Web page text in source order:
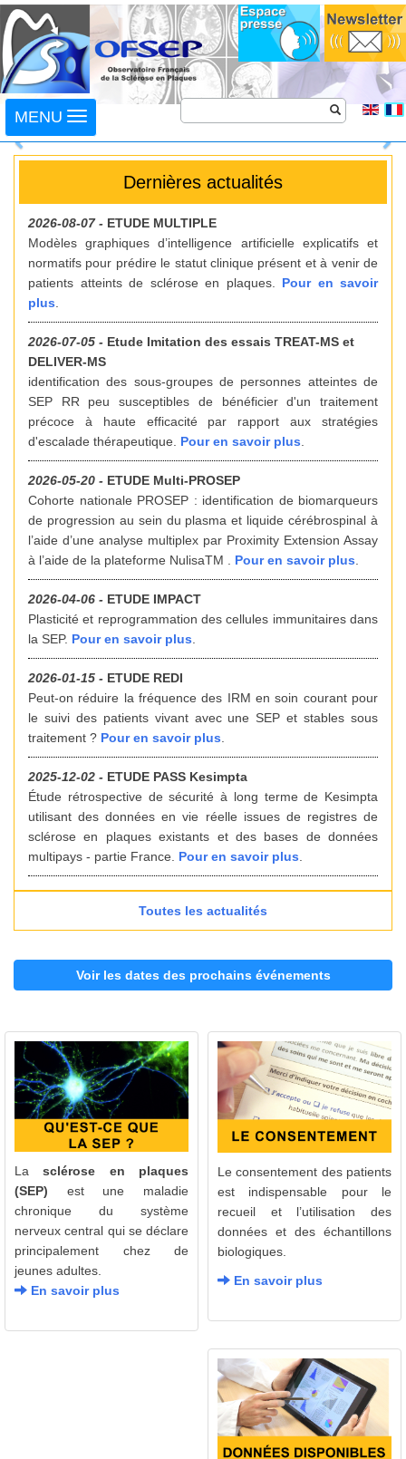
Toggle
navigation
MENU
Previous
Next
Dernières actualités
2026-08-07 - ETUDE MULTIPLE
Modèles graphiques d’intelligence artificielle explicatifs et
normatifs pour prédire le statut clinique présent et à venir de
patients atteints de sclérose en plaques. Pour en savoir
plus
2026-07-05 - Etude Imitation des essais TREAT-MS et
DELIVER-MS
identification des sous-groupes de personnes atteintes de
SEP RR peu susceptibles de bénéficier d'un traitement
précoce à haute efficacité par rapport aux stratégies
d'escalade thérapeutique. Pour en savoir plus
2026-05-20 - ETUDE Multi-PROSEP
Cohorte nationale PROSEP : identification de biomarqueurs
de progression au sein du plasma et liquide cérébrospinal à
l’aide d’une analyse multiplex par Proximity Extension Assay
à l’aide de la plateforme NulisaTM . Pour en savoir plus
2026-04-06 - ETUDE IMPACT
Plasticité et reprogrammation des cellules immunitaires dans
la SEP. Pour en savoir plus
2026-01-15 - ETUDE REDI
Peut-on réduire la fréquence des IRM en soin courant pour
le suivi des patients vivant avec une SEP et stables sous
traitement ? Pour en savoir plus
2025-12-02 - ETUDE PASS Kesimpta
Étude rétrospective de sécurité à long terme de Kesimpta
utilisant des données en vie réelle issues de registres de
sclérose en plaques existants et des bases de données
multipays - partie France. Pour en savoir plus
Toutes les actualités
Voir les dates des prochains événements
Lasclérose en plaques
(SEP) est une maladie
chronique du système
nerveux central qui se déclare
principalement chez de
jeunes adultes.
En savoir plus
Le consentement des patients
est indispensable pour le
recueil et l’utilisation des
données et des échantillons
biologiques.
En savoir plus